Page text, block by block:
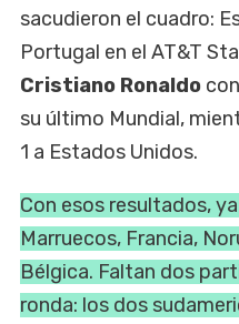
sacudieron el cuadro:
Portugal en el AT&T
Cristiano Ronaldo
su último Mundial,
1 a Estados Unidos.
Con esos resultados,
Marruecos, Francia,
Bélgica. Faltan dos
ronda: los dos